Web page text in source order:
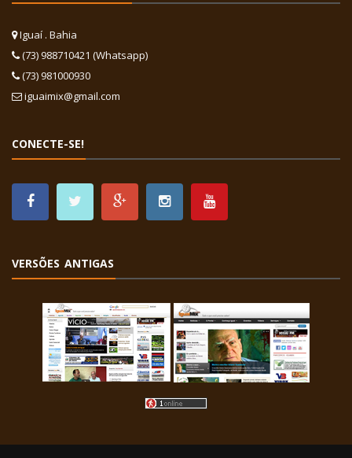
Iguaí . Bahia
(73) 988710421 (Whatsapp)
(73) 981000930
iguaimix@gmail.com
CONECTE-SE!
VERSÕES ANTIGAS